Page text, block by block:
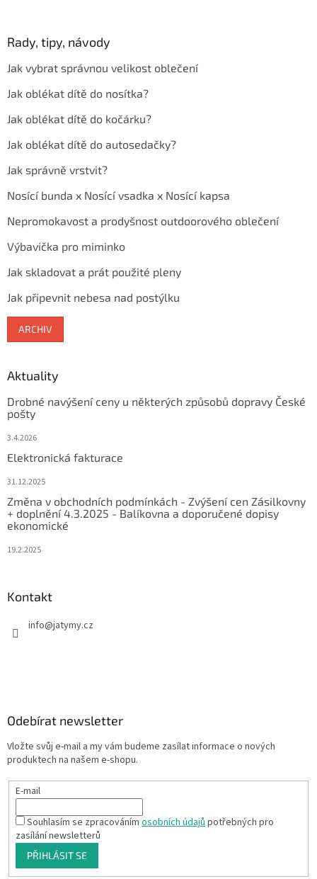
Rady, tipy, návody
Jak vybrat správnou velikost oblečení
Jak oblékat dítě do nosítka?
Jak oblékat dítě do kočárku?
Jak oblékat dítě do autosedačky?
Jak správně vrstvit?
Nosící bunda x Nosící vsadka x Nosící kapsa
Nepromokavost a prodyšnost outdoorového oblečení
Výbavička pro miminko
Jak skladovat a prát použité pleny
Jak připevnit nebesa nad postýlku
ARCHIV
Aktuality
Drobné navýšení ceny u některých způsobů dopravy České
pošty
3.4.2026
Elektronická fakturace
31.12.2025
Změna v obchodních podmínkách - Zvýšení cen Zásilkovny
+ doplnění 4.3.2025 - Balíkovna a doporučené dopisy
ekonomické
19.2.2025
Kontakt
info@jatymy.cz
Odebírat newsletter
Vložte svůj e-mail a my vám budeme zasílat informace o nových
produktech na našem e-shopu.
E-mail
Souhlasím se zpracovánímosobních údajůpotřebných pro
zasílání newsletterů
PŘIHLÁSIT SE